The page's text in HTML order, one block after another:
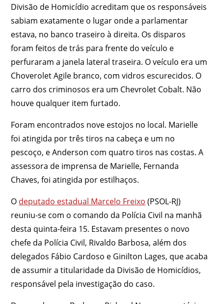
Divisão de Homicídio acreditam que os responsáveis
sabiam exatamente o lugar onde a parlamentar
estava, no banco traseiro à direita. Os disparos
foram feitos de trás para frente do veículo e
perfuraram a janela lateral traseira. O veículo era um
Choverolet Agile branco, com vidros escurecidos. O
carro dos criminosos era um Chevrolet Cobalt. Não
houve qualquer item furtado.
Foram encontrados nove estojos no local. Marielle
foi atingida por três tiros na cabeça e um no
pescoço, e Anderson com quatro tiros nas costas. A
assessora de imprensa de Marielle, Fernanda
Chaves, foi atingida por estilhaços.
O deputado estadual Marcelo Freixo (PSOL-RJ)
reuniu-se com o comando da Polícia Civil na manhã
desta quinta-feira 15. Estavam presentes o novo
chefe da Polícia Civil, Rivaldo Barbosa, além dos
delegados Fábio Cardoso e Ginilton Lages, que acaba
de assumir a titularidade da Divisão de Homicídios,
responsável pela investigação do caso.